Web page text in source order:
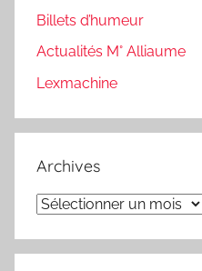
Billets d’humeur
Actualités M° Alliaume
Lexmachine
Archives
Archives